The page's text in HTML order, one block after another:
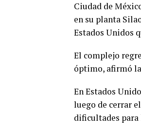
Ciudad de
en su planta
Estados Unidos
El complejo
óptimo, afirmó
En Estados
luego de cerrar
dificultades